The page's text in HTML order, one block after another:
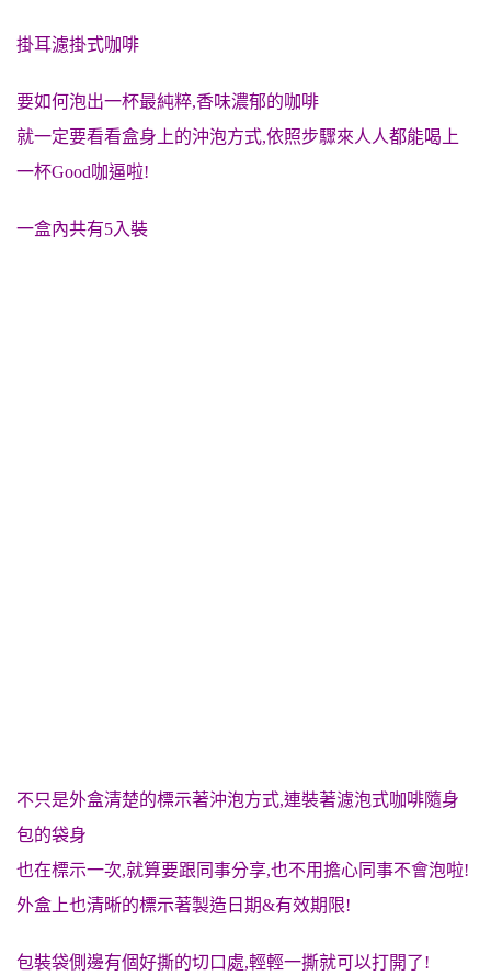
掛耳濾掛式咖啡
要如何泡出一杯最純粹,香味濃郁的咖啡
就一定要看看盒身上的沖泡方式,依照步驟來人人都能喝上
一杯Good咖逼啦!
一盒內共有5入裝
不只是外盒清楚的標示著沖泡方式,連裝著濾泡式咖啡隨身
包的袋身
也在標示一次,就算要跟同事分享,也不用擔心同事不會泡啦!
外盒上也清晰的標示著製造日期&有效期限!
包裝袋側邊有個好撕的切口處,輕輕一撕就可以打開了!